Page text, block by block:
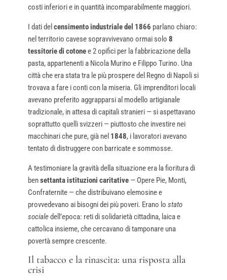
costi inferiori e in quantità incomparabilmente maggiori.
I dati del censimento industriale del 1866 parlano chiaro:
nel territorio cavese sopravvivevano ormai solo 8
tessitorie di cotonee 2 opifici per la fabbricazione della
pasta, appartenenti a Nicola Murino e Filippo Turino. Una
città che era stata tra le più prospere del Regno di Napoli si
trovava a fare i conti con la miseria. Gli imprenditori locali
avevano preferito aggrapparsi al modello artigianale
tradizionale, in attesa di capitali stranieri — si aspettavano
soprattutto quelli svizzeri — piuttosto che investire nei
macchinari che pure, già nel 1848, i lavoratori avevano
tentato di distruggere con barricate e sommosse.
A testimoniare la gravità della situazione era la fioritura di
bensettanta istituzioni caritative— Opere Pie, Monti,
Confraternite — che distribuivano elemosine e
provvedevano ai bisogni dei più poveri. Erano lo stato
socialedell’epoca: reti di solidarietà cittadina, laica e
cattolica insieme, che cercavano di tamponare una
povertà sempre crescente.
Il tabacco e la rinascita: una risposta alla
crisi